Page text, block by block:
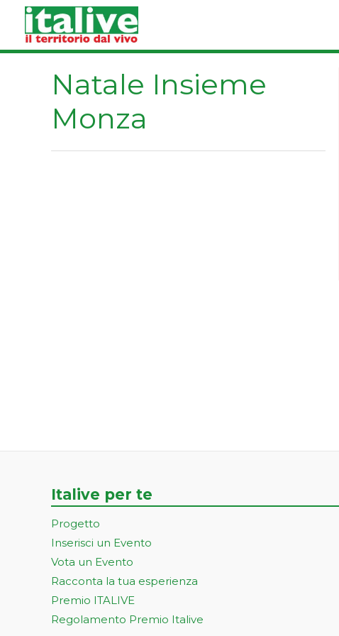
contenuto
Natale Insieme
Monza
Italive per te
Progetto
Inserisci un Evento
Vota un Evento
Racconta la tua esperienza
Premio ITALIVE
Regolamento Premio Italive